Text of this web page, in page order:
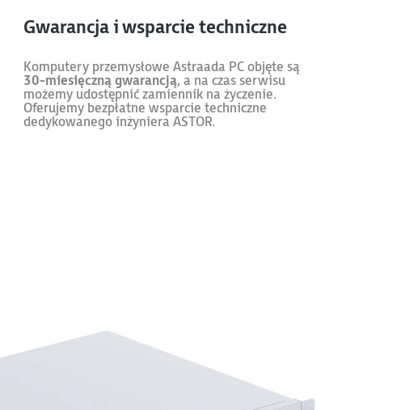
Gwarancja i wsparcie techniczne
Komputery przemysłowe Astraada PC objęte są
30-miesięczną gwarancją, a na czas serwisu
możemy udostępnić zamiennik na życzenie.
Oferujemy bezpłatne wsparcie techniczne
dedykowanego inżyniera ASTOR.